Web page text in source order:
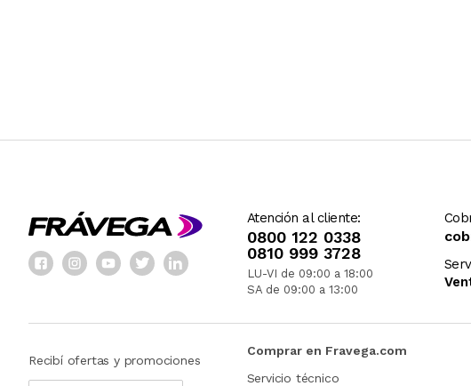
Atención al cliente:
0800 122 0338
0810 999 3728
LU-VI de 09:00 a 18:00
SA de 09:00 a 13:00
Recibí ofertas y promociones
Comprar en Fravega.com
Servicio técnico